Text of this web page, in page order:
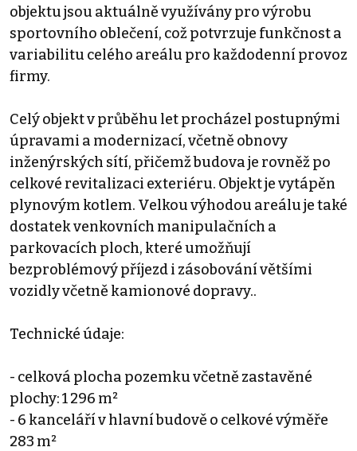
objektu jsou aktuálně využívány pro výrobu
sportovního oblečení, což potvrzuje funkčnost a
variabilitu celého areálu pro každodenní provoz
firmy.
Celý objekt v průběhu let procházel postupnými
úpravami a modernizací, včetně obnovy
inženýrských sítí, přičemž budova je rovněž po
celkové revitalizaci exteriéru. Objekt je vytápěn
plynovým kotlem. Velkou výhodou areálu je také
dostatek venkovních manipulačních a
parkovacích ploch, které umožňují
bezproblémový příjezd i zásobování většími
vozidly včetně kamionové dopravy..
Technické údaje:
- celková plocha pozemku včetně zastavěné
plochy: 1 296 m²
- 6 kanceláří v hlavní budově o celkové výměře
283 m²